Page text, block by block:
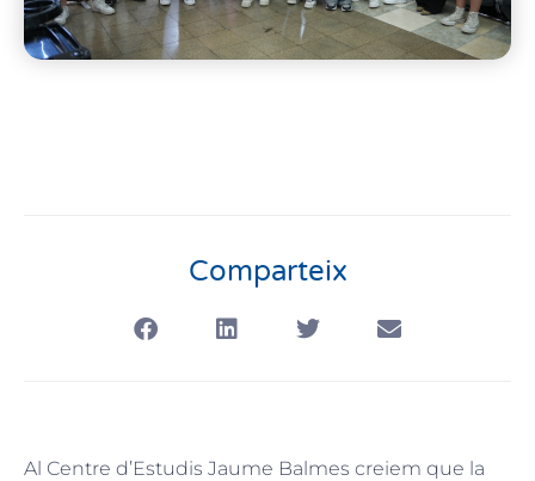
Comparteix
Al Centre d’Estudis Jaume Balmes creiem que la